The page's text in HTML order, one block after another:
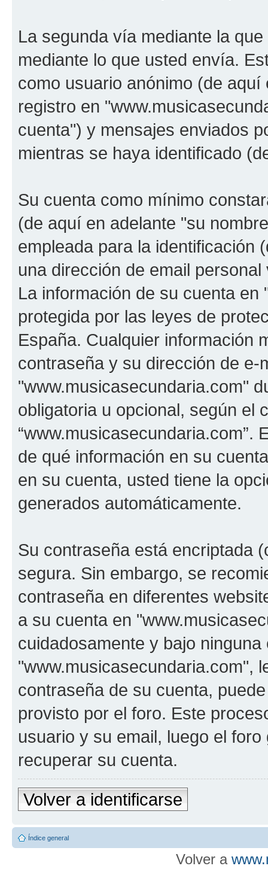
La segunda vía mediante la
mediante lo que usted envía.
como usuario anónimo (de
registro en
cuenta") y mensajes enviados
mientras se haya identificado
Su cuenta como mínimo
(de aquí en adelante "su
empleada para la identificación
una dirección de email
La información de su cuenta
protegida por las leyes de
España. Cualquier información
contraseña y su dirección de e-
"www.musicasecundaria.com"
obligatoria u opcional, según el
“www.musicasecundaria.com”.
de qué información en su
en su cuenta, usted tiene la
generados automáticamente.
Su contraseña está encriptada
segura. Sin embargo, se
contraseña en diferentes
a su cuenta en
cuidadosamente y bajo
"www.musicasecundaria.com",
contraseña de su cuenta,
provisto por el foro. Este
usuario y su email, luego el
recuperar su cuenta.
Volver a identificarse
Índice general
Volver a